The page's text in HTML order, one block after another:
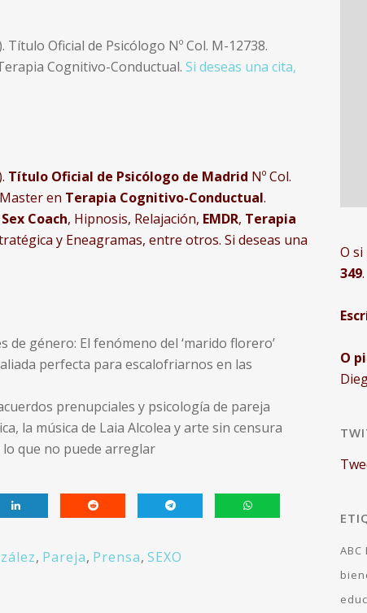
Título Oficial de Psicólogo Nº Col. M-12738.
Cognitivo-Conductual. Si deseas una cita,
Título Oficial de Psicólogo de Madrid Nº Col.
en Terapia Cognitivo-Conductual.
Sex Coach, Hipnosis, Relajación, EMDR, Terapia
y Eneagramas, entre otros. Si deseas una
de género: El fenómeno del ‘marido florero’
perfecta para escalofriarnos en las
prenupciales y psicología de pareja
la música de Laia Alcolea y arte sin censura
lo que no puede arreglar
, Pareja, Prensa, SEXO
O
349.
O